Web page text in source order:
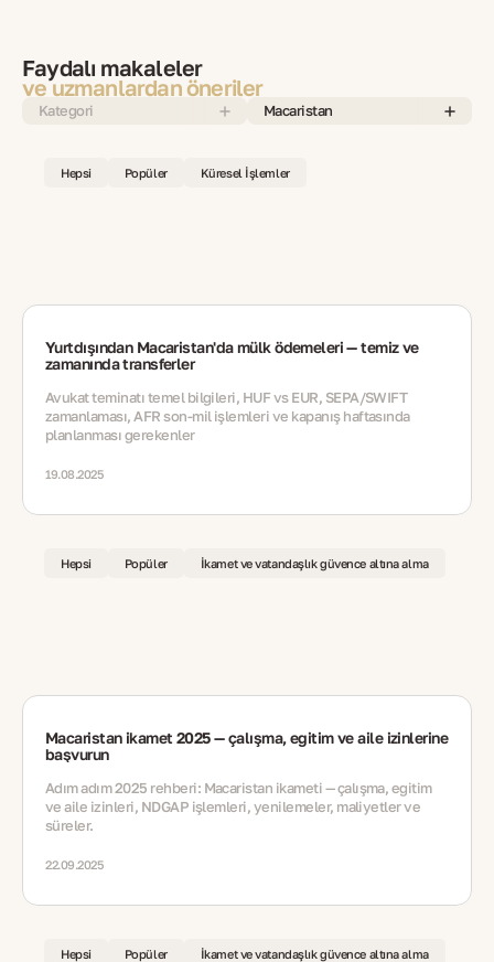
Faydalı makaleler
ve uzmanlardan öneriler
Kategori Macaristan
Hepsi Popüler Küresel İşlemler
Yurtdışından Macaristan'da mülk ödemeleri — temiz ve
zamanında transferler
Avukat teminatı temel bilgileri, HUF vs EUR, SEPA/SWIFT
zamanlaması, AFR son-mil işlemleri ve kapanış haftasında
planlanması gerekenler
19.08.2025
Hepsi Popüler İkamet ve vatandaşlık güvence altına alma
Macaristan ikamet 2025 — çalışma, eğitim ve aile izinlerine
başvurun
Adım adım 2025 rehberi: Macaristan ikameti — çalışma, eğitim
ve aile izinleri, NDGAP işlemleri, yenilemeler, maliyetler ve
süreler.
22.09.2025
Hepsi Popüler İkamet ve vatandaşlık güvence altına alma